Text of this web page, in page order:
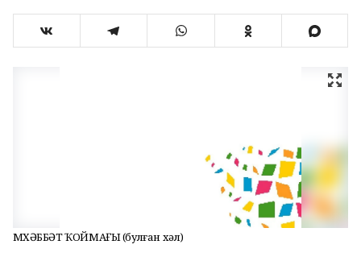
МӨХӘББӘТ ҠОЙМАҒЫ (булған хәл)